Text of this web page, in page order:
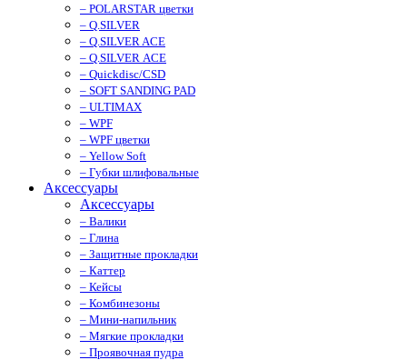
– POLARSTAR цветки
– Q.SILVER
– Q.SILVER ACE
– Q.SILVER ACE
– Quickdisc/CSD
– SOFT SANDING PAD
– ULTIMAX
– WPF
– WPF цветки
– Yellow Soft
– Губки шлифовальные
Аксессуары
Аксессуары
– Валики
– Глина
– Защитные прокладки
– Каттер
– Кейсы
– Комбинезоны
– Мини-напильник
– Мягкие прокладки
– Проявочная пудра